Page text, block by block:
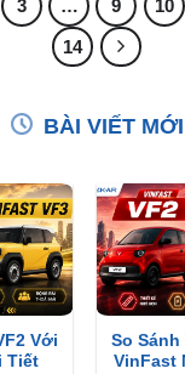
3 … 9 10
14
BÀI VIẾT MỚI
Với
Tiết
So Sánh
VinFast